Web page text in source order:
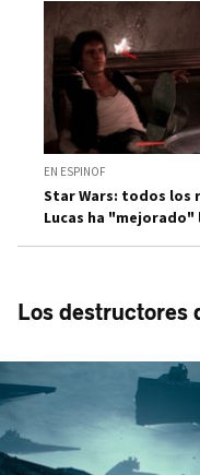
EN ESPINOF
Star Wars: todos los
Lucas ha
Los destructores